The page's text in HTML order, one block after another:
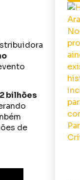
bilhões
de